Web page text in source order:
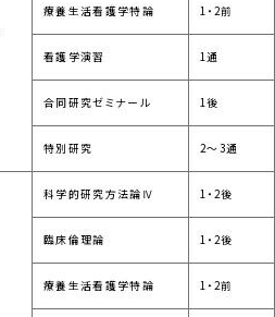
療養生活看護学特論 1・2前
看護学演習 1通
合同研究ゼミナール 1後
特別研究 2～3通
科学的研究方法論Ⅳ 1・2後
臨床倫理論 1・2後
療養生活看護学特論 1・2前